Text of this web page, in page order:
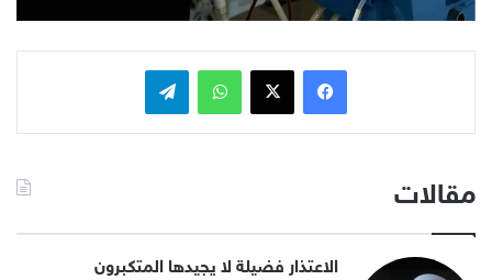
فيسبوكx واتساب تيلقرام
مقالات
الاعتذار فضيلة لا يجيدها المتكبرون